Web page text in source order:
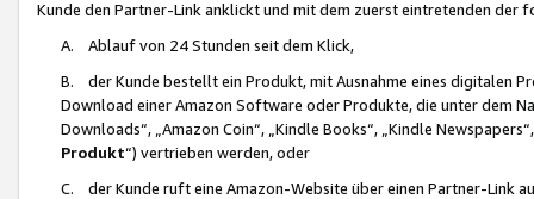
Kunde den Partner-Link anklickt und mit dem zuerst eintretenden der
A. Ablauf von 24 Stunden seit dem Klick,
B. der Kunde bestellt ein Produkt, mit Ausnahme eines digitalen
Download einer Amazon Software oder Produkte, die unter dem
Downloads“, „Amazon Coin“, „Kindle Books“, „Kindle
Produkt“) vertrieben werden, oder
C. der Kunde ruft eine Amazon-Website über einen Partner-Link